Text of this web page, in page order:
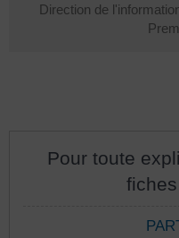
Direction de
Pour toute